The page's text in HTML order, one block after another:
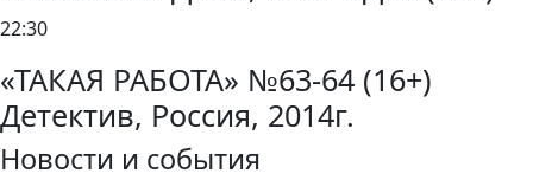
22:30
«ТАКАЯ РАБОТА» №63-64 (16+)
Детектив, Россия, 2014г.
Новости и события